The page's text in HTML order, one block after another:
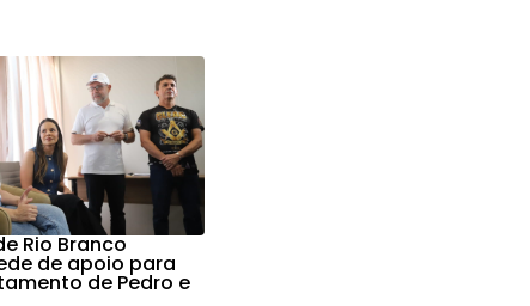
Rio Branco
de apoio para
de Pedro e